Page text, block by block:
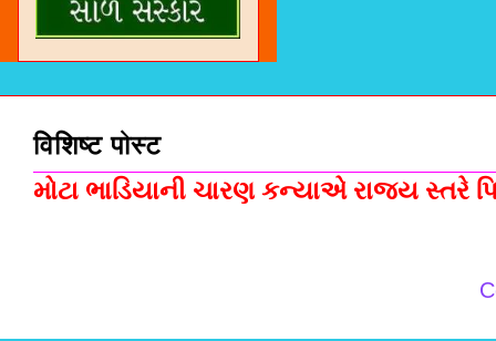
विशिष्ट पोस्ट
મોટા ભાડિયાની ચારણ કન્યાએ રાજ્ય સ્તરે